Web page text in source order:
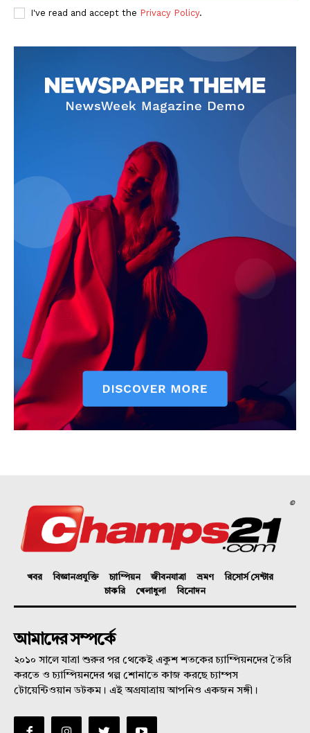
My account
I've read and accept the Privacy Policy.
©
খবর বিজ্ঞানপ্রযুক্তি চ্যাম্পিয়ন জীবনযাত্রা ভ্রমণ
রিসোর্স সেন্টার
চাকরি
খেলাধুলা বিনোদন
আমাদের সম্পর্কে
২০১০ সালে যাত্রা শুরুর পর থেকেই একুশ শতকের চ্যাম্পিয়নদের তৈরি
করতে ও চ্যাম্পিয়নদের গল্প শোনাতে কাজ করছে চ্যাম্পস
টোয়েন্টিওয়ান ডটকম। এই অগ্রযাত্রায় আপনিও একজন সঙ্গী।